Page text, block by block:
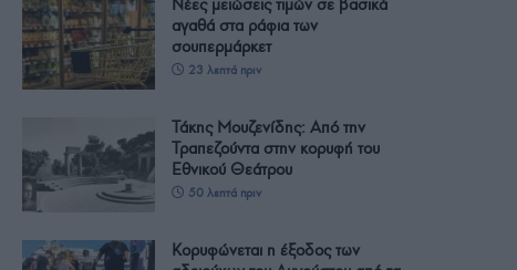
Νέες μειώσεις τιμών σε βασικά
αγαθά στα ράφια των
σουπερμάρκετ
23 λεπτά πριν
Τάκης Μουζενίδης: Από την
Τραπεζούντα στην κορυφή του
Εθνικού Θεάτρου
50 λεπτά πριν
Κορυφώνεται η έξοδος των